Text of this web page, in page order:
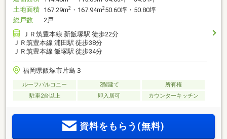
土地面積 167.29m2 ・167.94m250.60坪・50.80坪
総戸数
2戸
ＪＲ筑豊本線 新飯塚駅 徒歩22分
ＪＲ筑豊本線 浦田駅 徒歩38分
ＪＲ筑豊本線 飯塚駅 徒歩34分
福岡県飯塚市片島３
ルーフバルコニー 2階建て
所有権
駐車2台以上
即入居可 カウンターキッチン
資料をもらう(無料)